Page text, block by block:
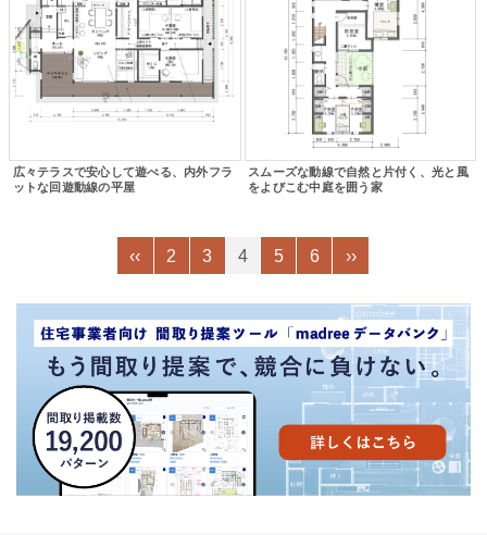
広々テラスで安心して遊べる、内外フラ
ットな回遊動線の平屋
スムーズな動線で自然と片付く、光と風
をよびこむ中庭を囲う家
‹‹ 2 3 4 5 6 ››